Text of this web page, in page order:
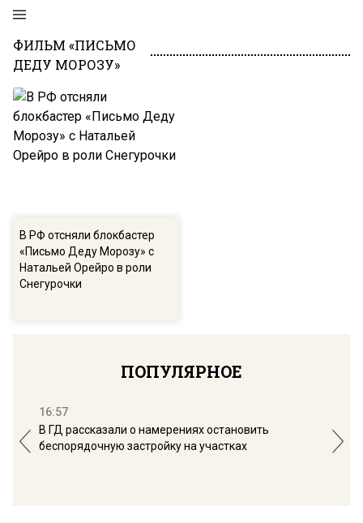
ФИЛЬМ «ПИСЬМО
ДЕДУ МОРОЗУ»
В РФ отсняли блокбастер
«Письмо Деду Морозу» с
Натальей Орейро в роли
Снегурочки
ПОПУЛЯРНОЕ
16:57
В ГД рассказали о намерениях остановить
беспорядочную застройку на участках